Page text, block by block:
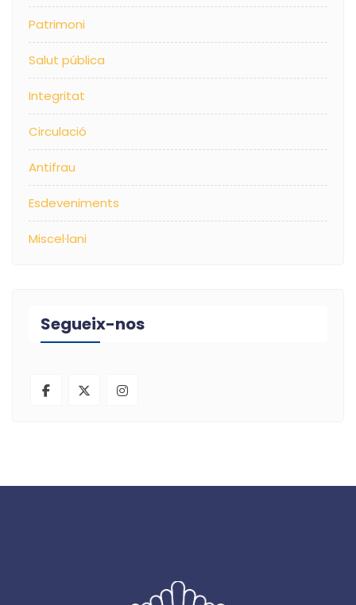
Patrimoni
Salut pública
Integritat
Circulació
Antifrau
Esdeveniments
Miscel·lani
Segueix-nos